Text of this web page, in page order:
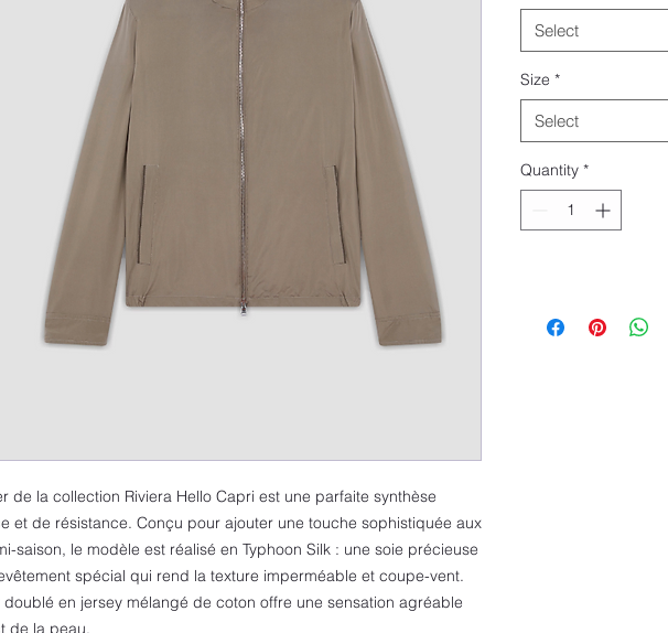
de la collection Riviera Hello Capri est une parfaite synthèse
et de résistance. Conçu pour ajouter une touche sophistiquée aux
saison, le modèle est réalisé en Typhoon Silk : une soie précieuse
spécial qui rend la texture imperméable et coupe-vent.
doublé en jersey mélangé de coton offre une sensation agréable
de la peau.
Select
Size *
Select
Quantity *